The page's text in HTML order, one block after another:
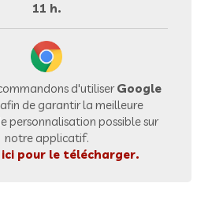
11 h.
d'utiliserGoogle
afin de garantir la meilleure
personnalisation possible sur
notre applicatif.
ici pour le télécharger.